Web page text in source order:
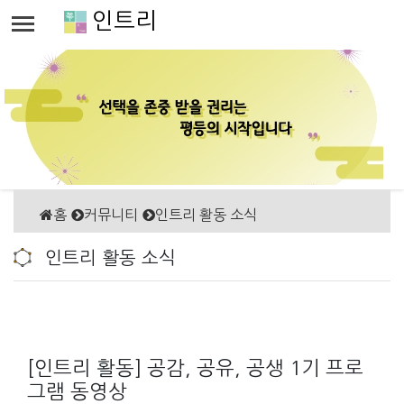
인트리
홈 커뮤니티 인트리 활동 소식
인트리 활동 소식
[인트리 활동] 공감, 공유, 공생 1기 프로
그램 동영상